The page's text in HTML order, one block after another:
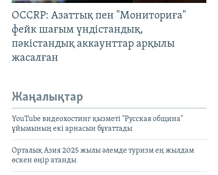
OCCRP: Азаттық пен "Мониториға"
фейк шағым үндістандық,
пәкістандық аккаунттар арқылы
жасалған
Жаңалықтар
YouTube видеохостинг қызметі "Русская община"
ұйымының екі арнасын бұғаттады
Орталық Азия 2025 жылы әлемде туризм ең жылдам
өскен өңір атанды